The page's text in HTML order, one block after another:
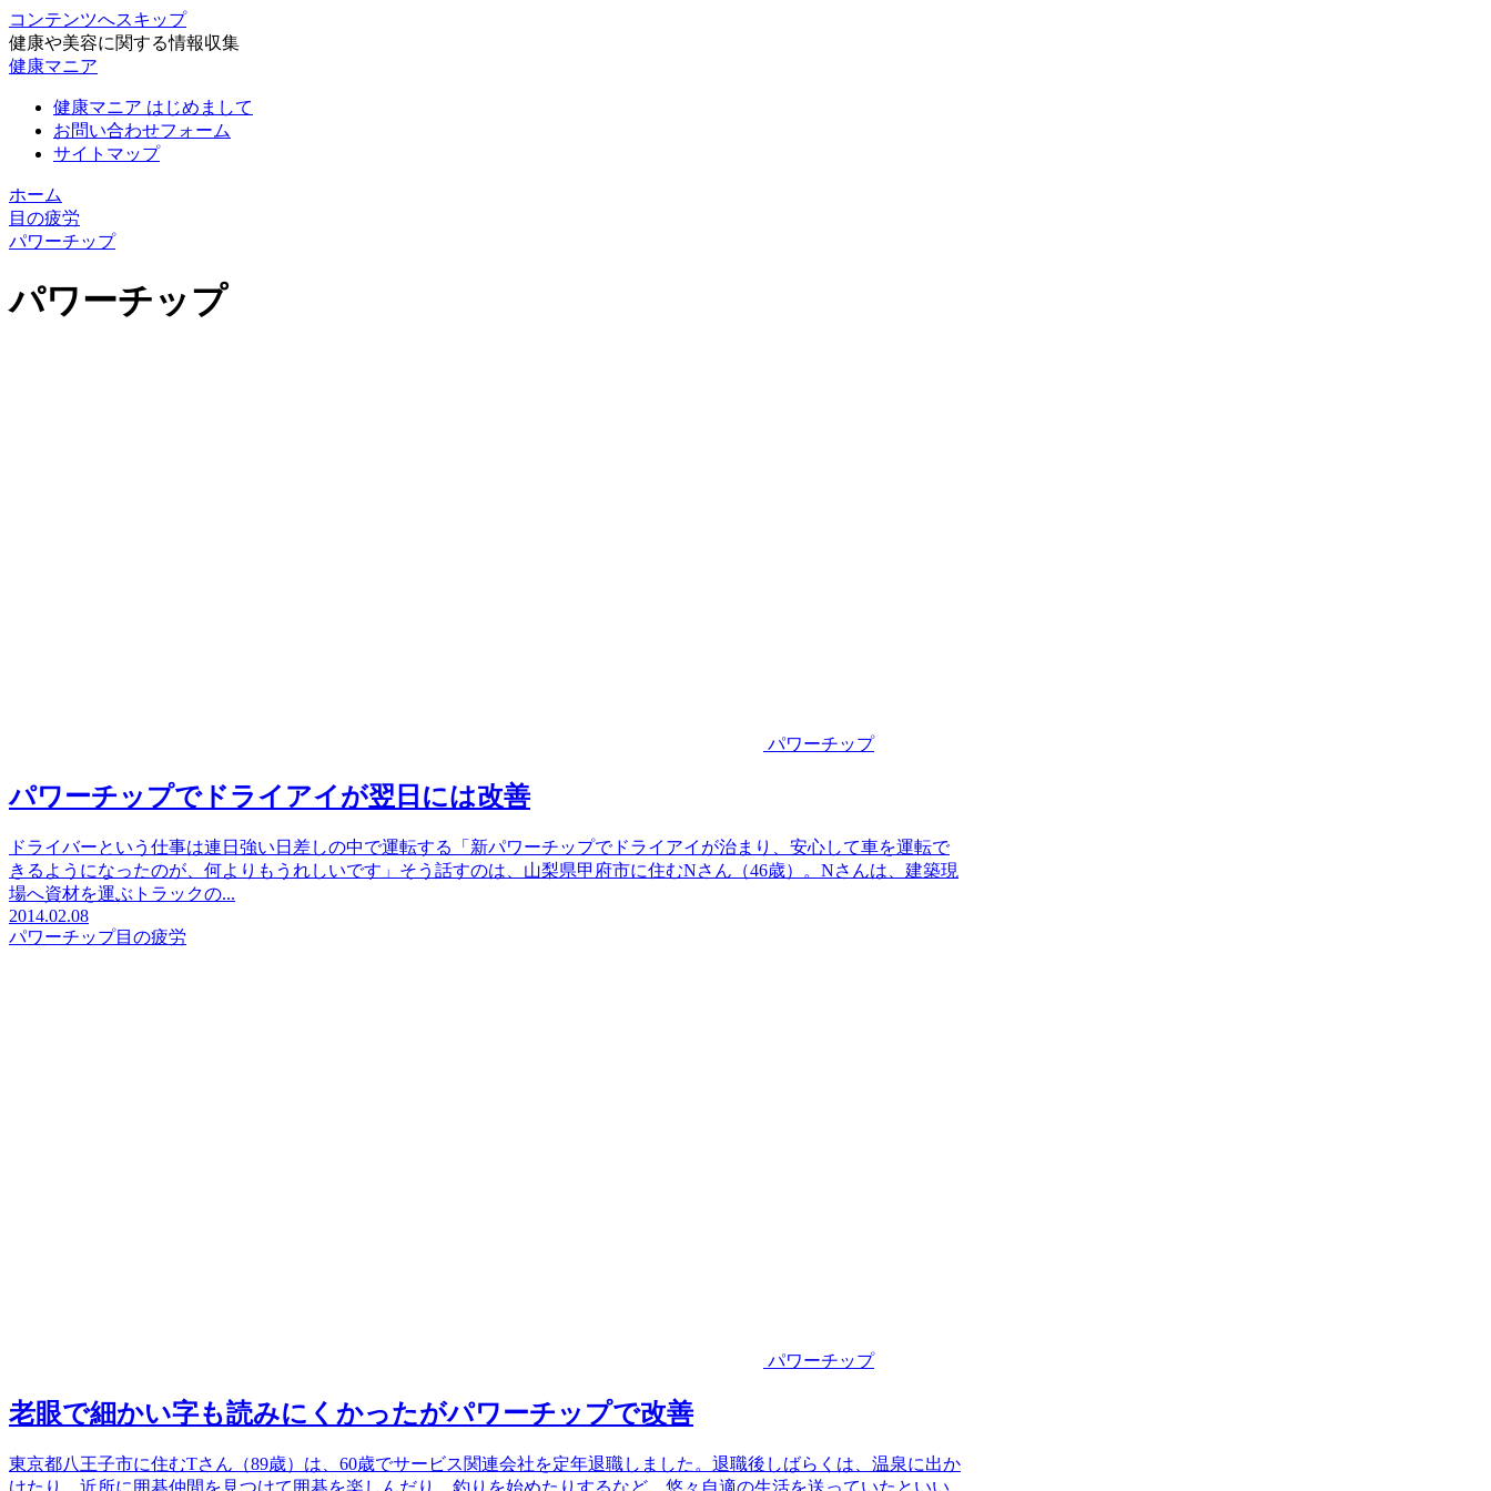
コンテンツへスキップ
健康や美容に関する情報収集
健康マニア
健康マニア はじめまして
お問い合わせフォーム
サイトマップ
ホーム
目の疲労
パワーチップ
パワーチップ
パワーチップ
パワーチップでドライアイが翌日には改善
ドライバーという仕事は連日強い日差しの中で運転する「新パワーチップでドライアイが治まり、安心して車を運転で
きるようになったのが、何よりもうれしいです」そう話すのは、山梨県甲府市に住むNさん（46歳）。Nさんは、建築現
場へ資材を運ぶトラックの...
2014.02.08
パワーチップ目の疲労
パワーチップ
老眼で細かい字も読みにくかったがパワーチップで改善
東京都八王子市に住むTさん（89歳）は、60歳でサービス関連会社を定年退職しました。退職後しばらくは、温泉に出か
けたり、近所に囲碁仲間を見つけて囲碁を楽しんだり、釣りを始めたりするなど、悠々自適の生活を送っていたといい